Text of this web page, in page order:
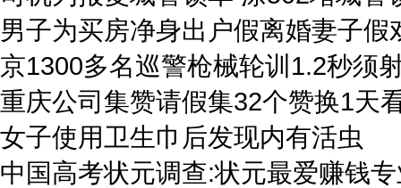
男子为买房净身出户假离婚妻子假
京1300多名巡警枪械轮训1.2秒须
重庆公司集赞请假集32个赞换1天
女子使用卫生巾后发现内有活虫
中国高考状元调查:状元最爱赚钱